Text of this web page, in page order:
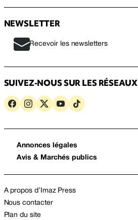
NEWSLETTER
Recevoir les newsletters
SUIVEZ-NOUS SUR LES RÉSEAUX
Annonces légales
Avis & Marchés publics
A propos d’Imaz Press
Nous contacter
Plan du site